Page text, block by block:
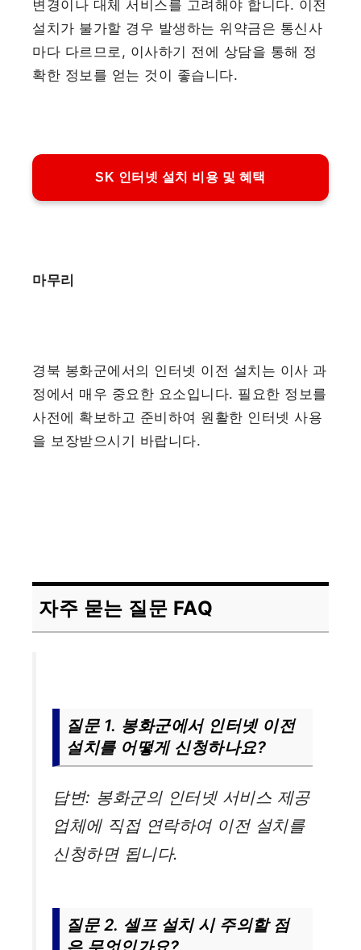
변경이나 대체 서비스를 고려해야 합니다. 이전
설치가 불가할 경우 발생하는 위약금은 통신사
마다 다르므로, 이사하기 전에 상담을 통해 정
확한 정보를 얻는 것이 좋습니다.
SK 인터넷 설치 비용 및 혜택
마무리
경북 봉화군에서의 인터넷 이전 설치는 이사 과
정에서 매우 중요한 요소입니다. 필요한 정보를
사전에 확보하고 준비하여 원활한 인터넷 사용
을 보장받으시기 바랍니다.
자주 묻는 질문 FAQ
질문 1. 봉화군에서 인터넷 이전
설치를 어떻게 신청하나요?
답변: 봉화군의 인터넷 서비스 제공
업체에 직접 연락하여 이전 설치를
신청하면 됩니다.
질문 2. 셀프 설치 시 주의할 점